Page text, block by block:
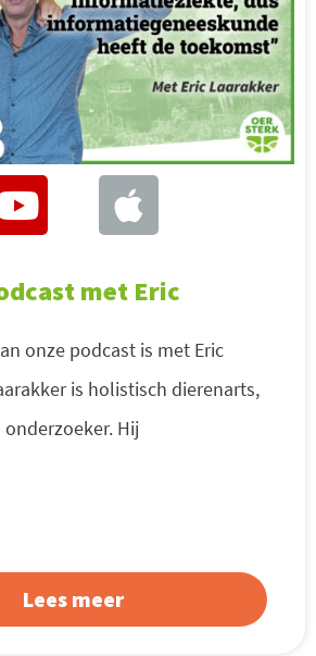
met Eric
onze podcast is met Eric
is holistisch dierenarts,
Hij
Lees meer